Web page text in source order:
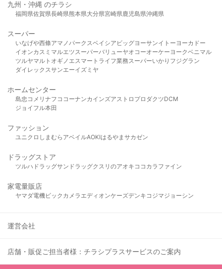
九州・沖縄 のチラシ
福岡県佐賀県長崎県熊本県大分県宮崎県鹿児島県沖縄県
スーパー
いなげや西條アマノパークスベイシア ビッグヨーサンイトーヨーカドー
イオンカスミ マルエツスーパーバリューヤオコーオーケー ヨークベニマル
ツルヤマルト オギノ エスマート ライフ業務スーパーいかり フジグラン
ダイレックスサンエーイズミヤ
ホームセンター
島忠 コメリ ナフコ コーナンカインズアストロプロダクツDCM
ジョイフル本田
ファッション
ユニクロ しまむら アベイルAOKIはるやま サカゼン
ドラッグストア
ツルハドラッグサンドラッグクスリのアオキ ココカラファイン
家電量販店
ヤマダ電機ビックカメラ エディオンケーズデンキ コジマジョーシン
運営会社
店舗・販促ご担当者様：チラシプラスサービスのご案内